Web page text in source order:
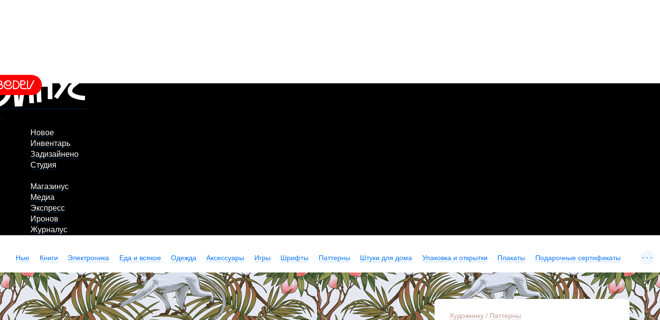
Новое
Инвентарь
Задизайнено
Студия
Магазинус
Медиа
Экспресс
Иронов
Журналус
Нью Книги Электроника Еда и всякое Одежда Аксессуары Игры Шрифты Паттерны Штуки для дома Упаковка и открытки Плакаты Подарочные сертификаты ...
Художнику / Паттерны